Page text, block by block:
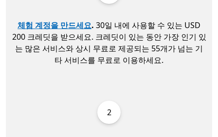
체험 계정을 만드세요. 30일 내에 사용할 수 있는 USD
200 크레딧을 받으세요. 크레딧이 있는 동안 가장 인기 있
는 많은 서비스와 상시 무료로 제공되는 55개가 넘는 기
타 서비스를 무료로 이용하세요.
2